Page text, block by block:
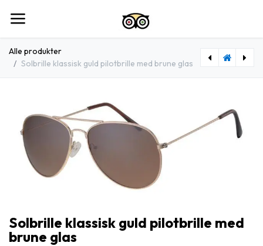
Alle produkter
Solbrille klassisk guld pilotbrille med brune glas
Solbrille klassisk guld pilotbrille med
brune glas